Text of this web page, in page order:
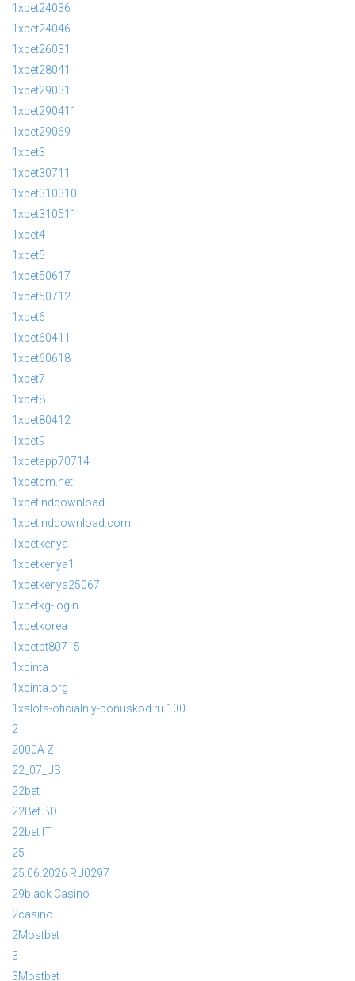
1xbet24036
1xbet24046
1xbet26031
1xbet28041
1xbet29031
1xbet290411
1xbet29069
1xbet3
1xbet30711
1xbet310310
1xbet310511
1xbet4
1xbet5
1xbet50617
1xbet50712
1xbet6
1xbet60411
1xbet60618
1xbet7
1xbet8
1xbet80412
1xbet9
1xbetapp70714
1xbetcm.net
1xbetinddownload
1xbetinddownload.com
1xbetkenya
1xbetkenya1
1xbetkenya25067
1xbetkg-login
1xbetkorea
1xbetpt80715
1xcinta
1xcinta.org
1xslots-oficialniy-bonuskod.ru 100
2
2000A Z
22_07_US
22bet
22Bet BD
22bet IT
25
25.06.2026 RU0297
29black Casino
2casino
2Mostbet
3
3Mostbet